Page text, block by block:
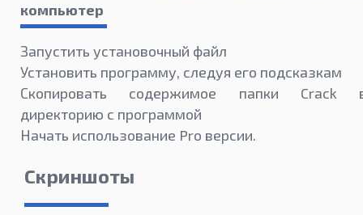
компьютер
Запустить установочный файл
Установить программу, следуя его подсказкам
Скопировать содержимое папки Crack
директорию с программой
Начать использование Pro версии.
Скриншоты